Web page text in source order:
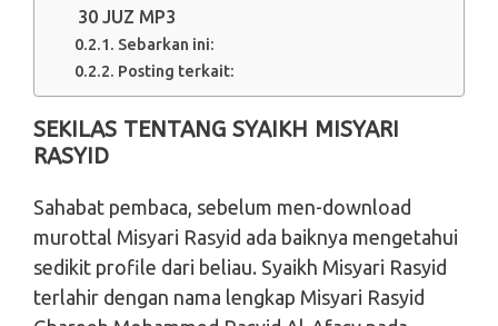
30 JUZ MP3
Sebarkan ini:
Posting terkait:
SEKILAS TENTANG SYAIKH MISYARI
RASYID
Sahabat pembaca, sebelum men-download
murottal Misyari Rasyid ada baiknya mengetahui
sedikit profile dari beliau. Syaikh Misyari Rasyid
terlahir dengan nama lengkap Misyari Rasyid